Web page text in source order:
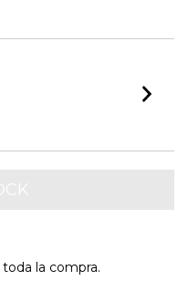
la compra.